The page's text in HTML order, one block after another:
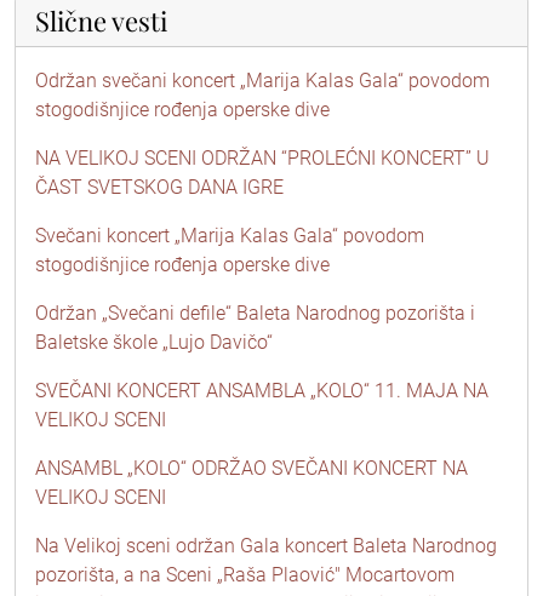
Slične vesti
Održan svečani koncert „Marija Kalas Gala“ povodom
stogodišnjice rođenja operske dive
NA VELIKOJ SCENI ODRŽAN “PROLEĆNI KONCERT” U
ČAST SVETSKOG DANA IGRE
Svečani koncert „Marija Kalas Gala“ povodom
stogodišnjice rođenja operske dive
Održan „Svečani defile“ Baleta Narodnog pozorišta i
Baletske škole „Lujo Davičo“
SVEČANI KONCERT ANSAMBLA „KOLO“ 11. MAJA NA
VELIKOJ SCENI
ANSAMBL „KOLO“ ODRŽAO SVEČANI KONCERT NA
VELIKOJ SCENI
Na Velikoj sceni održan Gala koncert Baleta Narodnog
pozorišta, a na Sceni „Raša Plaović" Mocartovom